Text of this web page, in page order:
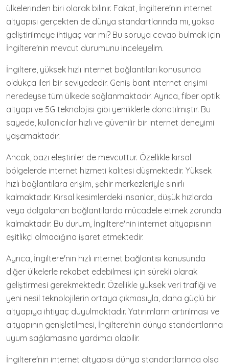
ülkelerinden biri olarak bilinir. Fakat, İngiltere'nin internet
altyapısı gerçekten de dünya standartlarında mı, yoksa
geliştirilmeye ihtiyaç var mı? Bu soruya cevap bulmak için
İngiltere'nin mevcut durumunu inceleyelim.
İngiltere, yüksek hızlı internet bağlantıları konusunda
oldukça ileri bir seviyededir. Geniş bant internet erişimi
neredeyse tüm ülkede sağlanmaktadır. Ayrıca, fiber optik
altyapı ve 5G teknolojisi gibi yeniliklerle donatılmıştır. Bu
sayede, kullanıcılar hızlı ve güvenilir bir internet deneyimi
yaşamaktadır.
Ancak, bazı eleştiriler de mevcuttur. Özellikle kırsal
bölgelerde internet hizmeti kalitesi düşmektedir. Yüksek
hızlı bağlantılara erişim, şehir merkezleriyle sınırlı
kalmaktadır. Kırsal kesimlerdeki insanlar, düşük hızlarda
veya dalgalanan bağlantılarda mücadele etmek zorunda
kalmaktadır. Bu durum, İngiltere'nin internet altyapısının
eşitlikçi olmadığına işaret etmektedir.
Ayrıca, İngiltere'nin hızlı internet bağlantısı konusunda
diğer ülkelerle rekabet edebilmesi için sürekli olarak
geliştirmesi gerekmektedir. Özellikle yüksek veri trafiği ve
yeni nesil teknolojilerin ortaya çıkmasıyla, daha güçlü bir
altyapıya ihtiyaç duyulmaktadır. Yatırımların artırılması ve
altyapının genişletilmesi, İngiltere'nin dünya standartlarına
uyum sağlamasına yardımcı olabilir.
İngiltere'nin internet altyapısı dünya standartlarında olsa